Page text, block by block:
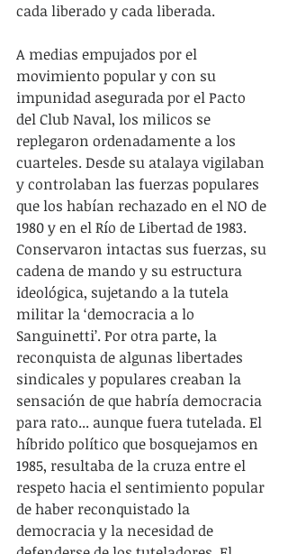
cada liberado y cada liberada.
A medias empujados por el
movimiento popular y con su
impunidad asegurada por el Pacto
del Club Naval, los milicos se
replegaron ordenadamente a los
cuarteles. Desde su atalaya vigilaban
y controlaban las fuerzas populares
que los habían rechazado en el NO de
1980 y en el Río de Libertad de 1983.
Conservaron intactas sus fuerzas, su
cadena de mando y su estructura
ideológica, sujetando a la tutela
militar la ‘democracia a lo
Sanguinetti’. Por otra parte, la
reconquista de algunas libertades
sindicales y populares creaban la
sensación de que habría democracia
para rato... aunque fuera tutelada. El
híbrido político que bosquejamos en
1985, resultaba de la cruza entre el
respeto hacia el sentimiento popular
de haber reconquistado la
democracia y la necesidad de